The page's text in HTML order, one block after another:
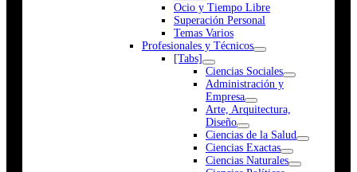
Ocio y Tiempo Libre
Superación Personal
Temas Varios
Profesionales y Técnicos
[Tabs]
Ciencias Sociales
Administración y
Empresa
Arte, Arquitectura,
Diseño
Ciencias de la Salud
Ciencias Exactas
Ciencias Naturales